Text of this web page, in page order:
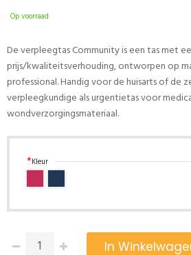
Op voorraad
De verpleegtas Community is een tas met
prijs/kwaliteitsverhouding, ontworpen op
professional. Handig voor de huisarts of de
verpleegkundige als urgentietas voor
wondverzorgingsmateriaal.
Kleur
In